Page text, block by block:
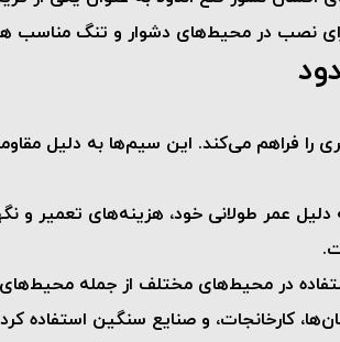
برای نصب در محیط‌های دشوار و تنگ مناسب
را فراهم می‌کند. این سیم‌ها به دلیل
عمر طولانی خود، هزینه‌های تعمیر
در محیط‌های مختلف از جمله محیط‌های
کارخانجات، و صنایع سنگین استفاده